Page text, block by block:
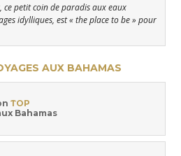
petit coin de paradis aux eaux
idylliques, est « the place to be » pour
AUX BAHAMAS
TOP
Bahamas